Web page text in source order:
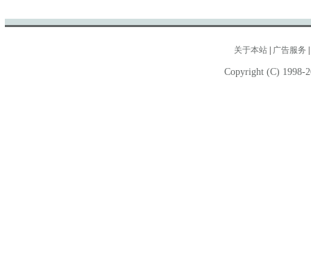
关于本站 广告服务
Copyright (C) 1998-